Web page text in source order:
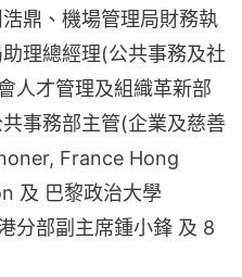
鼎、機場管理局財務執
理總經理(公共事務及社
人才管理及組織革新部
事務部主管(企業及慈善
France Hong
及 巴黎政治大學
分部副主席鍾小鋒 及 8